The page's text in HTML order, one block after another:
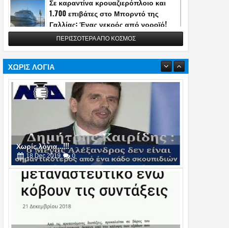
Σε καραντίνα κρουαζιερόπλοιο και
1.700 επιβάτες στο Μπορντό της
Γαλλίας: Ένας νεκρός από νοροϊό!
13 May 2026 0
Η Τουρκία αποκάλυψε την κατασκευή
Yildirimhan ακτίνας δράσης 6.000 χλμ.!
(video)
06 May 2026
Πυρά στο δείπνο ανταποκριτών του
Λευκού Οίκου - Απομακρύνθηκε ο
Τραμπ
26Apr 2026 0
ΠΕΡΙΣΣΟΤΕΡΑ ΑΠΟ ΚΟΣΜΟΣ
ΧΩΡΙΣ ΛΟΓΙΑ
Χωρίς λόγια...!!!
16 Oct 2019 0